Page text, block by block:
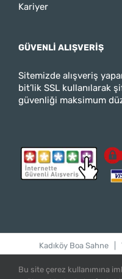
Kariyer
GÜVENLI ALIŞVERIŞ
Sitemizde alışveriş
bit’lik SSL kullanılarak
güvenliği maksimum
Kadıköy Boa Sahne|
Bu site çerez kullanımına